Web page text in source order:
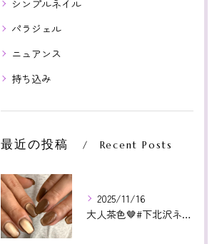
シンプルネイル
パラジェル
ニュアンス
持ち込み
最近の投稿 Recent Posts
2025/11/16
大人茶色🤎#下北沢ネイル#paragel#パラジェル#下北沢...